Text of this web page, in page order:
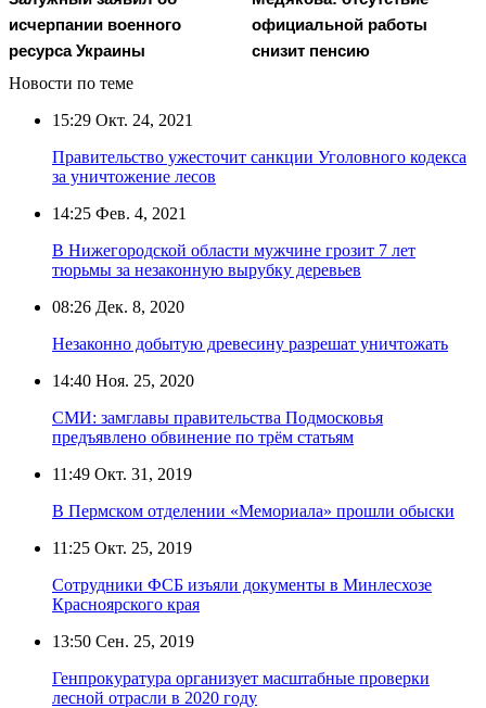
исчерпании военного
ресурса Украины
официальной работы
снизит пенсию
Новости по теме
15:29 Окт. 24, 2021
Правительство ужесточит санкции Уголовного кодекса
за уничтожение лесов
14:25 Фев. 4, 2021
В Нижегородской области мужчине грозит 7 лет
тюрьмы за незаконную вырубку деревьев
08:26 Дек. 8, 2020
Незаконно добытую древесину разрешат уничтожать
14:40 Ноя. 25, 2020
СМИ: замглавы правительства Подмосковья
предъявлено обвинение по трём статьям
11:49 Окт. 31, 2019
В Пермском отделении «Мемориала» прошли обыски
11:25 Окт. 25, 2019
Сотрудники ФСБ изъяли документы в Минлесхозе
Красноярского края
13:50 Сен. 25, 2019
Генпрокуратура организует масштабные проверки
лесной отрасли в 2020 году